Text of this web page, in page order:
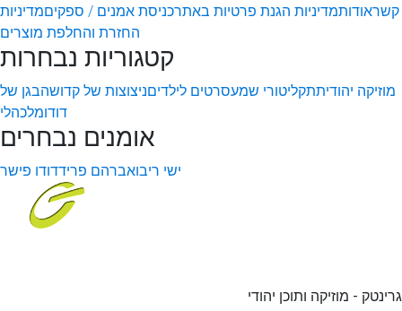
קשראודותמדיניות הגנת פרטיות באתרכניסת אמנים / ספקיםמדיניות
החזרת והחלפת מוצרים
קטגוריות נבחרות
מוזיקה יהודיתתקליטורי שמעסרטים לילדיםניצוצות של קדושהבגן של
דודומלכהלי
אומנים נבחרים
ישי ריבואברהם פרידדודו פישר
גרינטק - מוזיקה ותוכן יהודי